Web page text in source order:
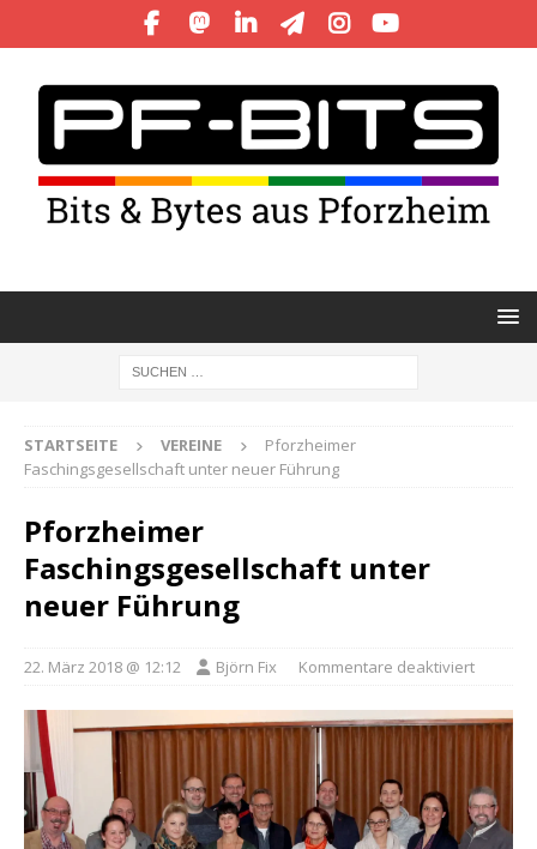
STARTSEITE VEREINE
Pforzheimer
Faschingsgesellschaft unter neuer Führung
Pforzheimer
Faschingsgesellschaft unter
neuer Führung
22. März 2018 @ 12:12 Björn Fix Kommentare deaktiviert